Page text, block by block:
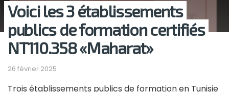
Voici les 3 établissements
publics de formation certifiés
NT110.358 «Maharat»
26 février 2025
Trois établissements publics de formation en Tunisie